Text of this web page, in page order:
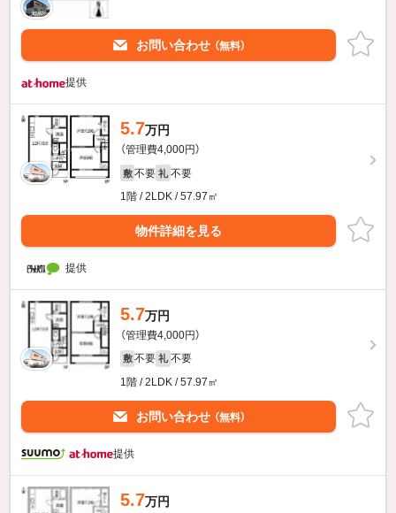
お問い合わせ （無料）
提供
5.7万円
（管理費4,000円）
敷 不要 礼 不要
1階 / 2LDK / 57.97㎡
物件詳細を見る
提供
5.7万円
（管理費4,000円）
敷 不要 礼 不要
1階 / 2LDK / 57.97㎡
お問い合わせ （無料）
提供
5.7万円